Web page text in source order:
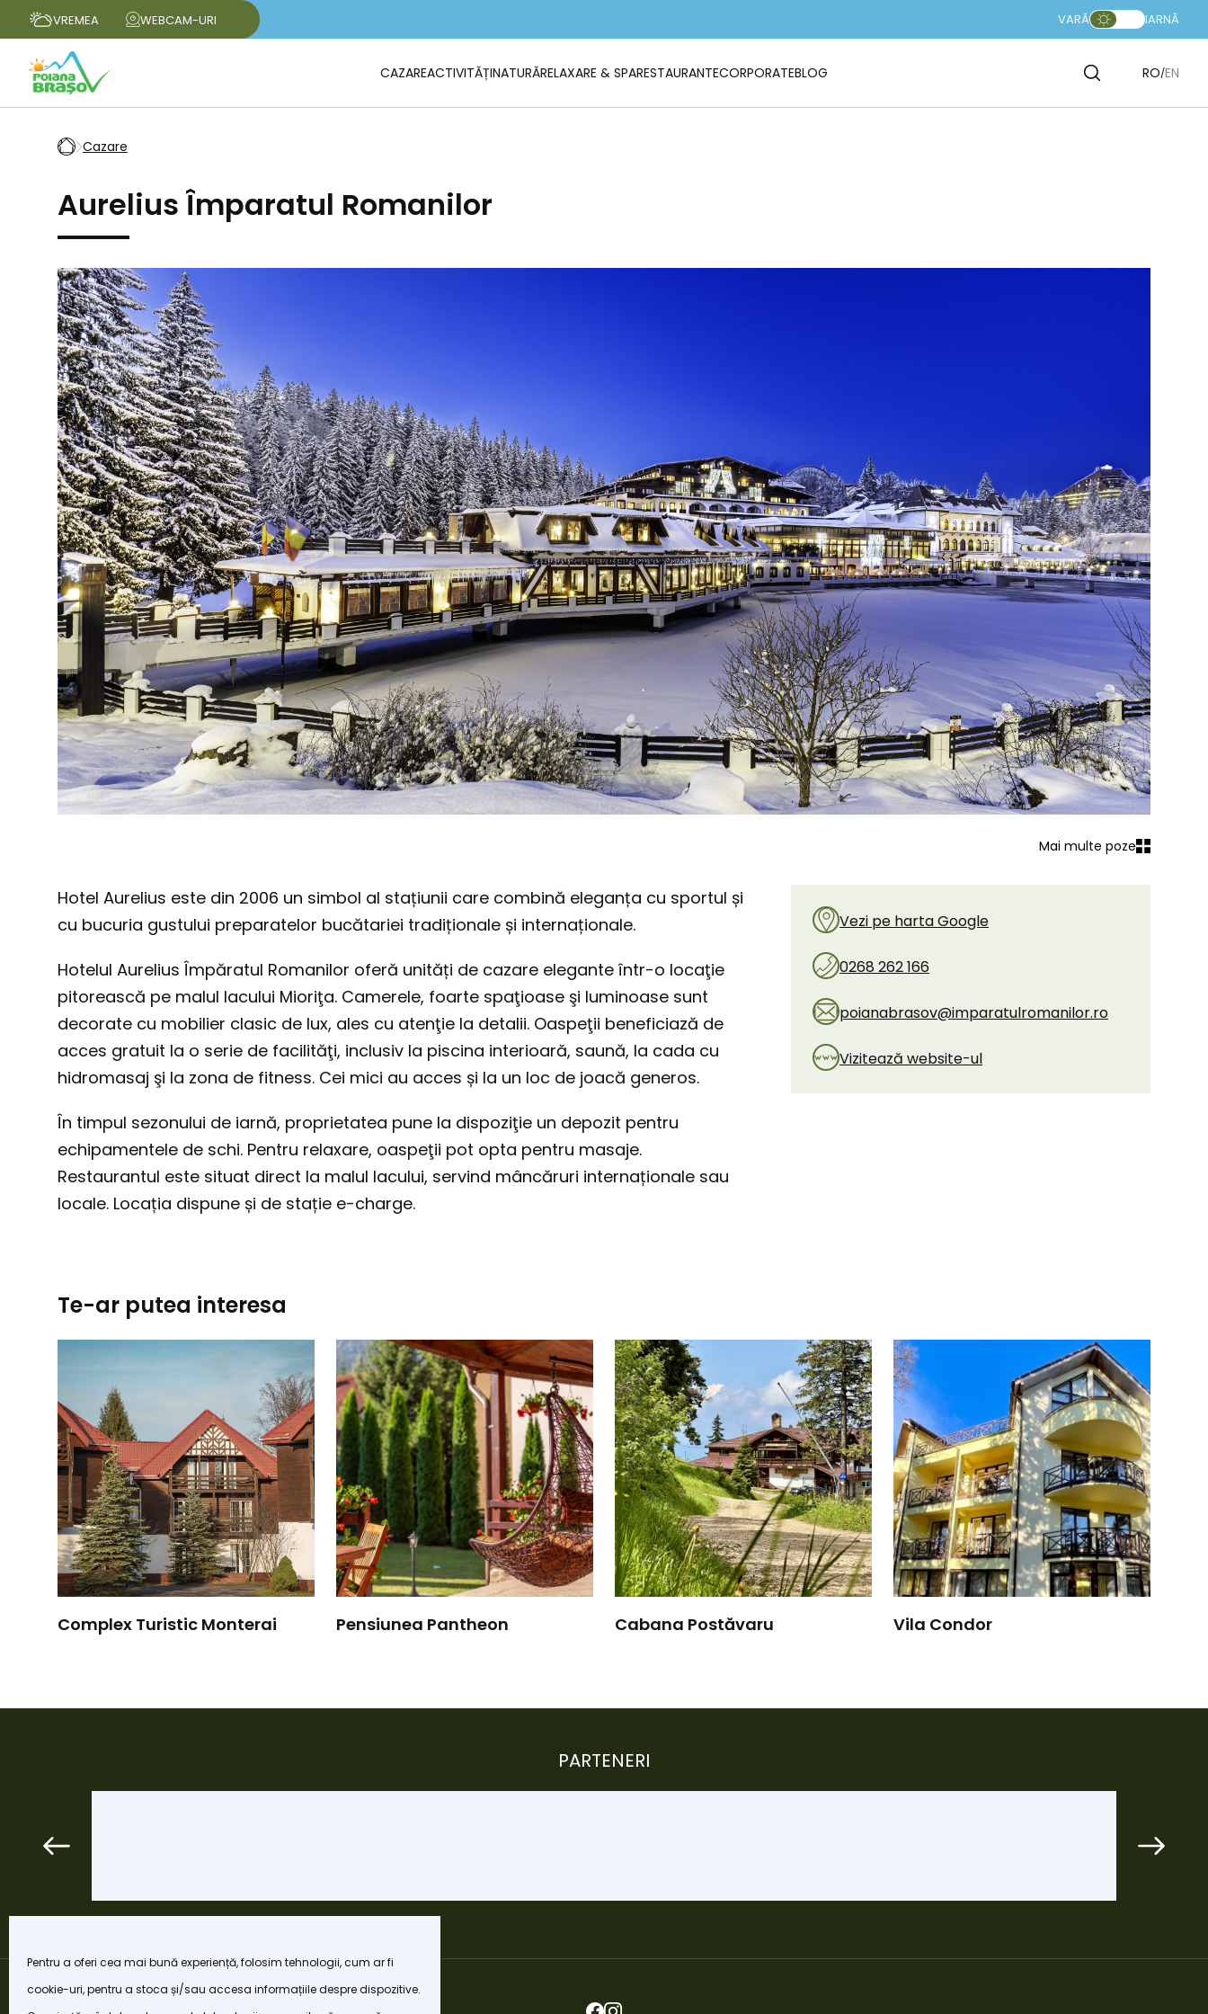
Pentru a oferi cea mai bună experiență, folosim tehnologii, cum ar fi
cookie-uri, pentru a stoca și/sau accesa informațiile despre dispozitive.
VARĂ IARNĂ
CAZAREACTIVITĂȚINATURĂRELAXARE & SPARESTAURANTECORPORATEBLOG RO EN
VREMEA WEBCAM-URI
Cazare
Aurelius Împaratul Romanilor
Mai multe poze
Hotel Aurelius este din 2006 un simbol al stațiunii care combină eleganța cu sportul și
cu bucuria gustului preparatelor bucătariei tradiționale și internaționale.
Hotelul Aurelius Împăratul Romanilor oferă unități de cazare elegante într-o locaţie
pitorească pe malul lacului Mioriţa. Camerele, foarte spaţioase şi luminoase sunt
decorate cu mobilier clasic de lux, ales cu atenţie la detalii. Oaspeţii beneficiază de
acces gratuit la o serie de facilităţi, inclusiv la piscina interioară, saună, la cada cu
hidromasaj şi la zona de fitness. Cei mici au acces și la un loc de joacă generos.
În timpul sezonului de iarnă, proprietatea pune la dispoziţie un depozit pentru
echipamentele de schi. Pentru relaxare, oaspeţii pot opta pentru masaje.
Restaurantul este situat direct la malul lacului, servind mâncăruri internaționale sau
locale. Locația dispune și de stație e-charge.
Vezi pe harta Google
0268 262 166
poianabrasov@imparatulromanilor.ro
Vizitează website-ul
Te-ar putea interesa
Complex Turistic Monterai Pensiunea Pantheon Cabana Postăvaru Vila Condor
PARTENERI